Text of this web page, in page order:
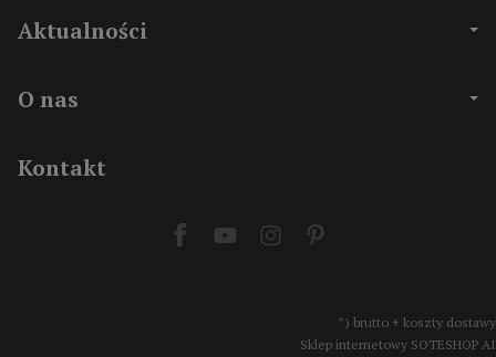
Aktualności
O nas
Kontakt
*) brutto + koszty dostawy
Sklep internetowy SOTESHOP AI